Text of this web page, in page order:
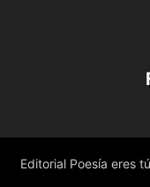
Editorial Poesía eres tú